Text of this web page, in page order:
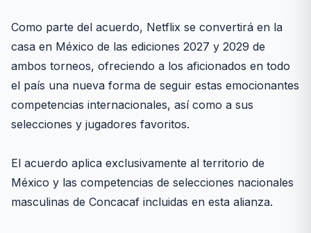
Como parte del acuerdo, Netflix se convertirá en la
casa en México de las ediciones 2027 y 2029 de
ambos torneos, ofreciendo a los aficionados en todo
el país una nueva forma de seguir estas emocionantes
competencias internacionales, así como a sus
selecciones y jugadores favoritos.
El acuerdo aplica exclusivamente al territorio de
México y las competencias de selecciones nacionales
masculinas de Concacaf incluidas en esta alianza.